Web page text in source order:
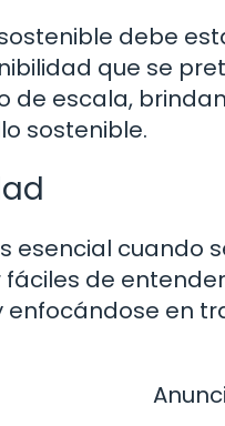
debe
que se
escala,
sostenible.
esencial cuando
fáciles de
en